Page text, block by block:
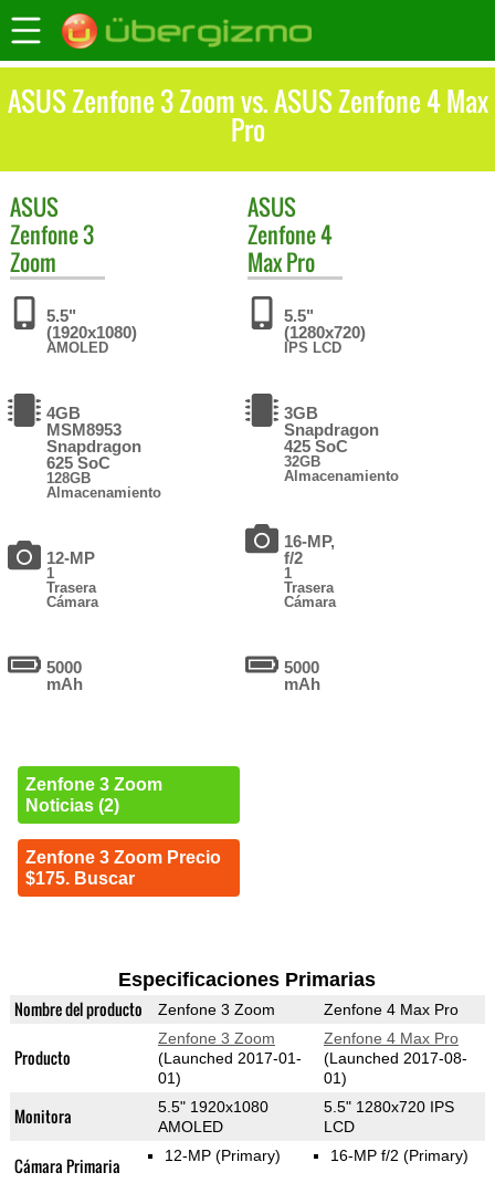
ASUS Zenfone 3 Zoom vs. ASUS Zenfone 4 Max
Pro
ASUS
Zenfone 3
Zoom
5.5"
(1920x1080)
AMOLED
4GB
MSM8953
Snapdragon
625 SoC
128GB
Almacenamiento
12-MP
1
Trasera
Cámara
5000
mAh
Zenfone 3 Zoom
Noticias (2)
Zenfone 3 Zoom Precio
$175. Buscar
ASUS
Zenfone 4
Max Pro
5.5"
(1280x720)
IPS LCD
3GB
Snapdragon
425 SoC
32GB
Almacenamiento
16-MP,
f/2
1
Trasera
Cámara
5000
mAh
Especificaciones Primarias
Nombre del producto Zenfone 3 Zoom Zenfone 4 Max Pro
Producto
Zenfone 3 Zoom
(Launched 2017-01-
01)
Zenfone 4 Max Pro
(Launched 2017-08-
01)
Monitora
5.5" 1920x1080
AMOLED
5.5" 1280x720 IPS
LCD
Cámara Primaria 12-MP (Primary) 16-MP f/2 (Primary)